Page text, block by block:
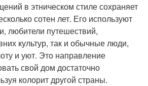
в этническом стиле сохраняет
сотен лет. Его используют
любители путешествий,
культур, так и обычные люди,
и уют. Это направление
свой дом достаточно
колорит другой страны.